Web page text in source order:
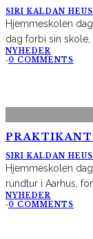
SIRI KALDAN
Hjemmeskolen
dag forbi sin skole,
NYHEDER
·0 COMMENTS
SIRI KALDAN
Hjemmeskolen
rundtur i Aarhus,
NYHEDER
·0 COMMENTS